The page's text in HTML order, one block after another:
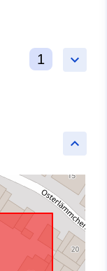
keyboard_arrow_down
1
keyboard_arrow_up